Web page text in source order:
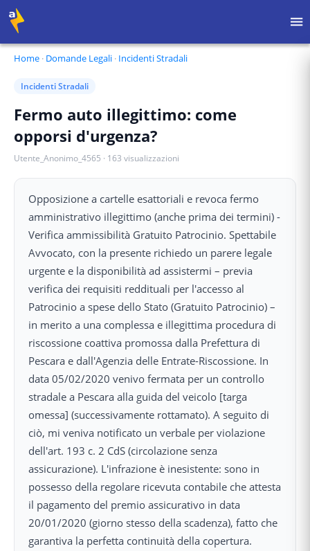
Home · Domande Legali · Incidenti Stradali
Incidenti Stradali
Fermo auto illegittimo: come
opporsi d'urgenza?
Utente_Anonimo_4565 · 163 visualizzazioni
Opposizione a cartelle esattoriali e revoca fermo
amministrativo illegittimo (anche prima dei termini) -
Verifica ammissibilità Gratuito Patrocinio. Spettabile
Avvocato, con la presente richiedo un parere legale
urgente e la disponibilità ad assistermi – previa
verifica dei requisiti reddituali per l'accesso al
Patrocinio a spese dello Stato (Gratuito Patrocinio) –
in merito a una complessa e illegittima procedura di
riscossione coattiva promossa dalla Prefettura di
Pescara e dall'Agenzia delle Entrate-Riscossione. In
data 05/02/2020 venivo fermata per un controllo
stradale a Pescara alla guida del veicolo [targa
omessa] (successivamente rottamato). A seguito di
ciò, mi veniva notificato un verbale per violazione
dell'art. 193 c. 2 CdS (circolazione senza
assicurazione). L'infrazione è inesistente: sono in
possesso della regolare ricevuta contabile che attesta
il pagamento del premio assicurativo in data
20/01/2020 (giorno stesso della scadenza), fatto che
garantiva la perfetta continuità della copertura.